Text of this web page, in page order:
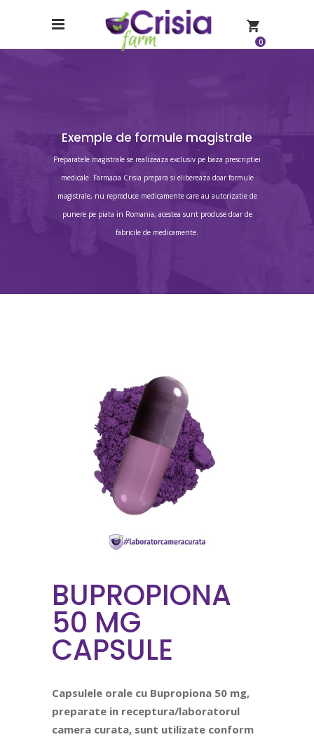
0
Exemple de formule magistrale
Preparatele magistrale se realizeaza exclusiv pe baza prescriptiei
medicale. Farmacia Crisia prepara si elibereaza doar formule
magistrale, nu reproduce medicamente care au autorizatie de
punere pe piata in Romania, acestea sunt produse doar de
fabricile de medicamente.
BUPROPIONA
50 MG
CAPSULE
Capsulele orale cu Bupropiona 50 mg,
preparate in receptura/laboratorul
camera curata, sunt utilizate conform